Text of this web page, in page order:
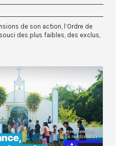
de son action, l’Ordre de
des plus faibles, des exclus,